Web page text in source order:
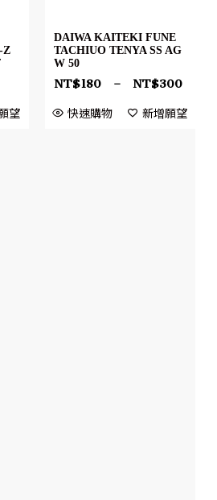
Z
望
DAIWA KAITEKI FUNE
TACHIUO TENYA SS AG
W 50
NT$180 – NT$300
快速購物 新增願望